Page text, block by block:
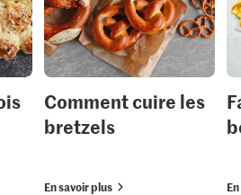
Comment cuire les
bretzels
En savoir plus